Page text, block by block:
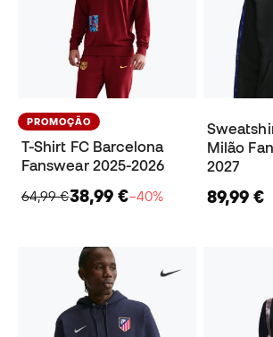
PROMOÇÃO
T-Shirt FC Barcelona
Fanswear 2025-2026
64,99 €38,99 €−40%
Milão
2027
89,99 €